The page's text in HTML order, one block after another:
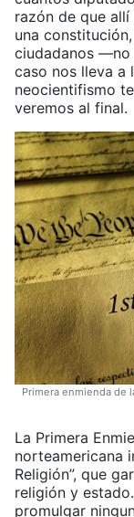
razón de que
una
ciudadanos —no
caso nos lleva a
neocientifismo
veremos al final.
Primera enmienda de
La Primera
norteamericana
Religión”, que
religión y
promulgar